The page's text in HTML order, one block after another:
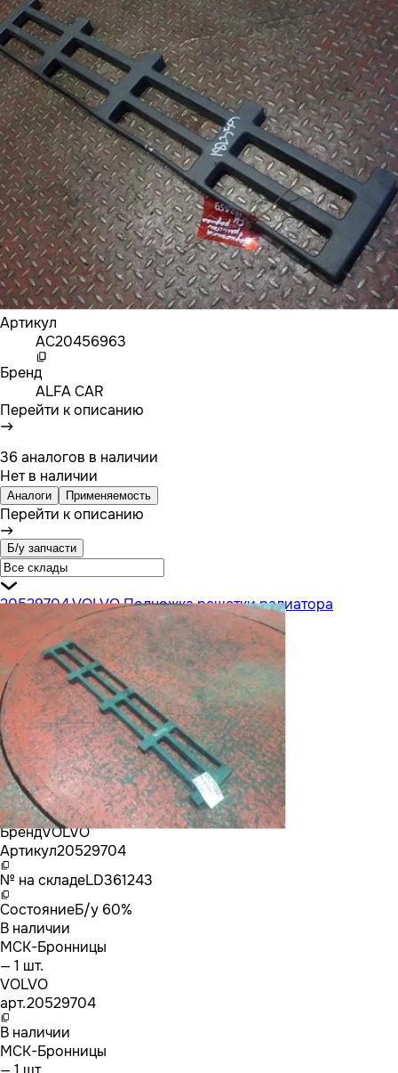
Артикул
AC20456963
Бренд
ALFA CAR
Перейти к описанию
36 аналогов в наличии
Нет в наличии
Аналоги Применяемость
Перейти к описанию
Б/у запчасти
20529704 VOLVO Подножка решетки радиатора
БрендVOLVO
Артикул20529704
№ на складеLD361243
СостояниеБ/у 60%
В наличии
МСК-Бронницы
— 1 шт.
VOLVO
арт.20529704
В наличии
МСК-Бронницы